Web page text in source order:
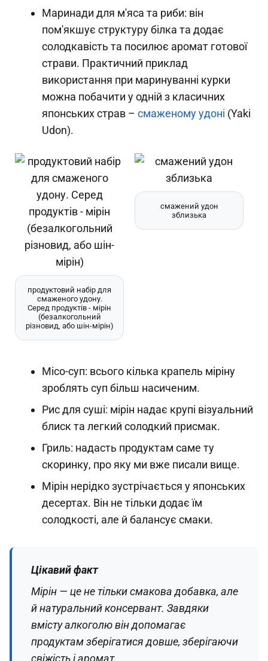
Маринади для м'яса та риби: він
пом'якшує структуру білка та додає
солодкавість та посилює аромат готової
страви. Практичний приклад
використання при маринуванні курки
можна побачити у одній з класичних
японських страв – смаженому удоні (Yaki
Udon).
продуктовий набір для
смаженого удону.
Серед продуктів - мірін
(безалкогольний
різновид, або шін-мірін)
смажений удон
зблизька
Місо-суп: всього кілька крапель міріну
зроблять суп більш насиченим.
Рис для суші: мірін надає крупі візуальний
блиск та легкий солодкий присмак.
Гриль: надасть продуктам саме ту
скоринку, про яку ми вже писали вище.
Мірін нерідко зустрічається у японських
десертах. Він не тільки додає їм
солодкості, але й балансує смаки.
Цікавий факт
Мірін — це не тільки смакова добавка, але
й натуральний консервант. Завдяки
вмісту алкоголю він допомагає
продуктам зберігатися довше, зберігаючи
свіжість і аромат.